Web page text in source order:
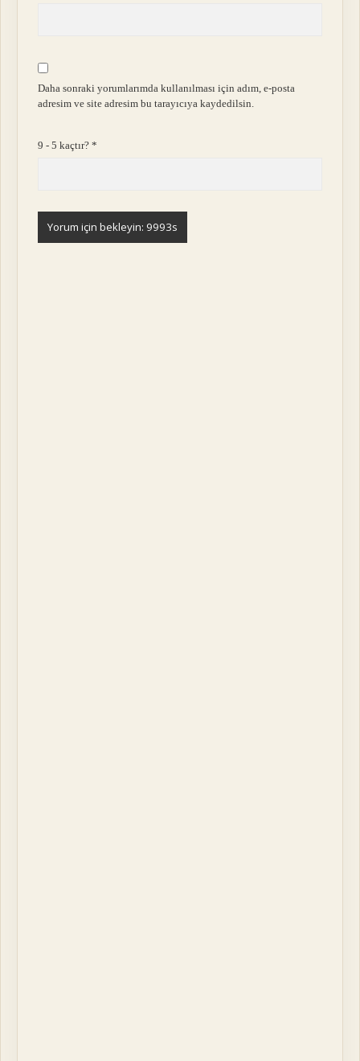
Daha sonraki yorumlarımda kullanılması için adım, e-posta
adresim ve site adresim bu tarayıcıya kaydedilsin.
9 - 5 kaçtır?*